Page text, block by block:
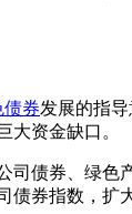
债券发展的指
大资金缺口。
债券、绿色产
债券指数，扩